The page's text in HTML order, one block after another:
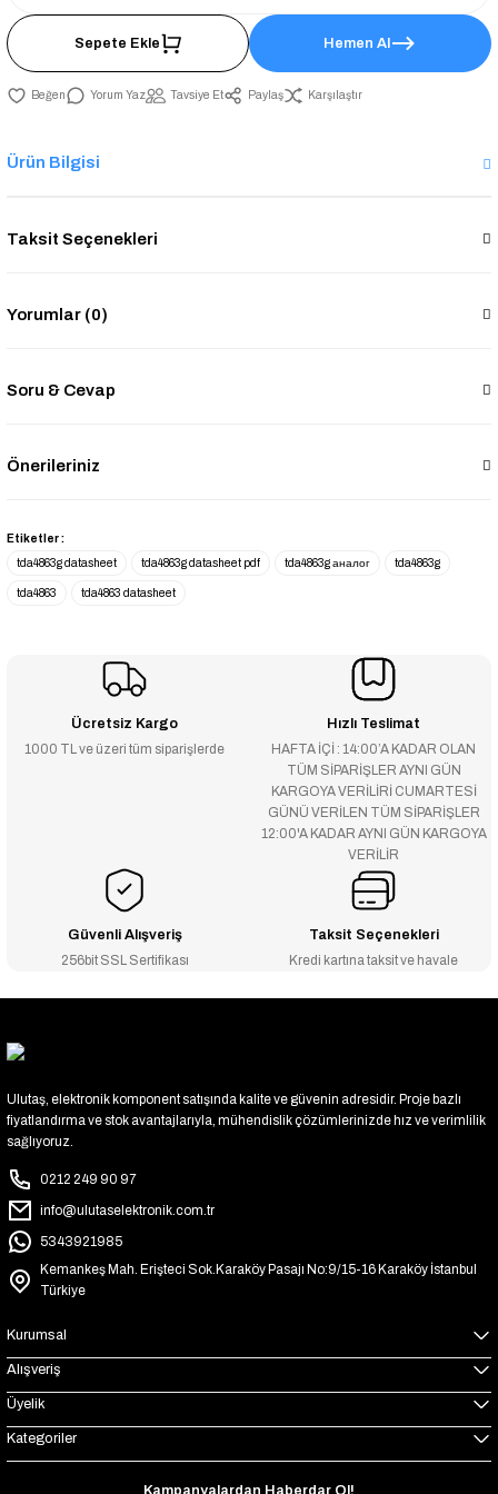
Sepete Ekle Hemen Al
Yorum Yaz Tavsiye Et Paylaş Karşılaştır
Ürün Bilgisi
Taksit Seçenekleri
Yorumlar (0)
Soru & Cevap
Önerileriniz
Etiketler :
tda4863g datasheet
tda4863g datasheet pdf tda4863g аналог tda4863g
tda4863 tda4863 datasheet
Ücretsiz Kargo
1000 TL ve üzeri tüm siparişlerde
Hızlı Teslimat
HAFTA İÇİ : 14:00’A KADAR OLAN
TÜM SİPARİŞLER AYNI GÜN
KARGOYA VERİLİRİ CUMARTESİ
GÜNÜ VERİLEN TÜM SİPARİŞLER
12:00'A KADAR AYNI GÜN KARGOYA
VERİLİR
Güvenli Alışveriş
256bit SSL Sertifikası
Taksit Seçenekleri
Kredi kartına taksit ve havale
Ulutaş, elektronik komponent satışında kalite ve güvenin adresidir. Proje bazlı
fiyatlandırma ve stok avantajlarıyla, mühendislik çözümlerinizde hız ve verimlilik
sağlıyoruz.
0212 249 90 97
info@ulutaselektronik.com.tr
5343921985
Kemankeş Mah. Erişteci Sok.Karaköy Pasajı No:9/15-16 Karaköy İstanbul
Türkiye
Kurumsal
Alışveriş
Üyelik
Kategoriler